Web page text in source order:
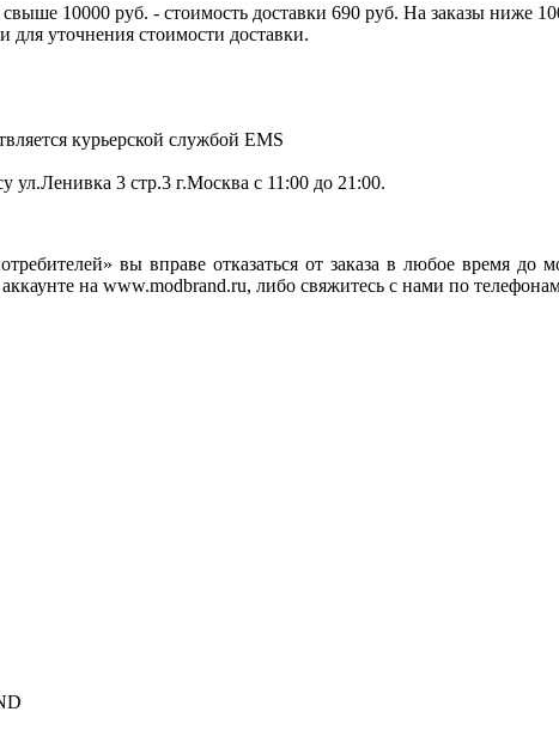
10000 руб. - стоимость доставки 690 руб. На заказы ниже
для уточнения стоимости доставки.
курьерской службой EMS
ул.Ленивка 3 стр.3 г.Москва с 11:00 до 21:00.
вы вправе отказаться от заказа в любое время
на www.modbrand.ru, либо свяжитесь с нами по